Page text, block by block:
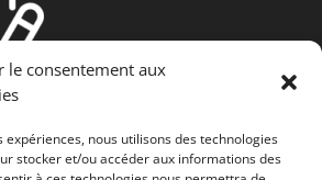
le consentement aux
nous utilisons des technologies
stocker et/ou accéder aux informations des